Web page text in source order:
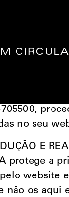
no seu
E
protege a
website
não os aqui